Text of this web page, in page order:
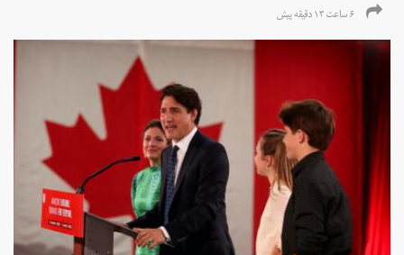
۶ ساعت ۱۳ دقیقه پیش